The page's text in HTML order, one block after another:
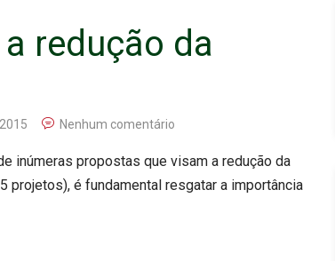
redução da
Nenhum comentário
inúmeras propostas que visam a redução da
projetos), é fundamental resgatar a importância